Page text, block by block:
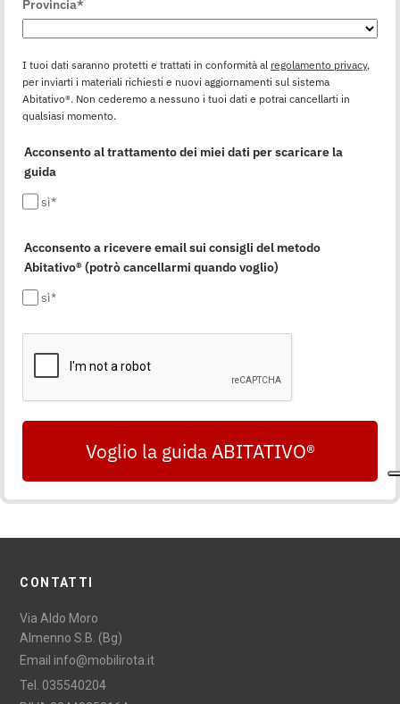
Provincia*
I tuoi dati saranno protetti e trattati in conformità al regolamento privacy,
per inviarti i materiali richiesti e nuovi aggiornamenti sul sistema
Abitativo®. Non cederemo a nessuno i tuoi dati e potrai cancellarti in
qualsiasi momento.
Acconsento al trattamento dei miei dati per scaricare la
guida
sì*
Acconsento a ricevere email sui consigli del metodo
Abitativo® (potrò cancellarmi quando voglio)
sì*
Voglio la guida ABITATIVO®
CONTATTI
Via Aldo Moro
Almenno S.B. (Bg)
Email info@mobilirota.it
Tel. 035540204